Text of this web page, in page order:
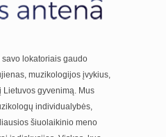
lokatoriais gaudo
muzikologijos įvykius,
gyvenimą. Mus
individualybės,
šiuolaikinio meno